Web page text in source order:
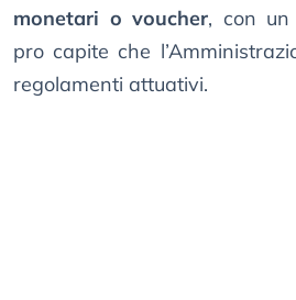
monetari o voucher, con un
pro capite che
regolamenti attuativi.